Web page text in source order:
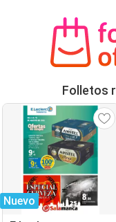
Folletos
Nuevo